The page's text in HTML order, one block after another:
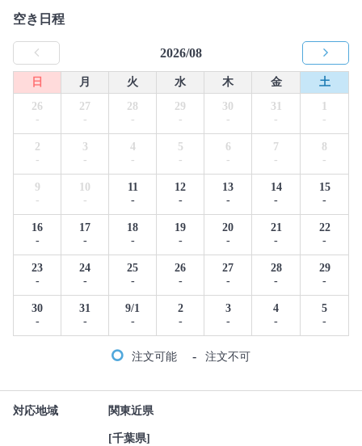
空き日程
2026/08
日 月 火 水 木 金
土
26
-
27
-
28
-
29
-
30
-
31
-
1
-
2
-
3
-
4
-
5
-
6
-
7
-
8
-
9
-
10
-
11
-
12
-
13
-
14
-
15
-
16
-
17
-
18
-
19
-
20
-
21
-
22
-
23
-
24
-
25
-
26
-
27
-
28
-
29
-
30
-
31
-
9/1
-
2
-
3
-
4
-
5
-
注文可能 - 注文不可
対応地域 関東近県
[千葉県]